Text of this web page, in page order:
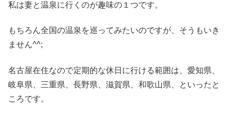
私は妻と温泉に行くのが趣味の１つです。
もちろん全国の温泉を巡ってみたいのですが、そうもいき
ません^^;
名古屋在住なので定期的な休日に行ける範囲は、愛知県、
岐阜県、三重県、長野県、滋賀県、和歌山県、といったと
ころです。